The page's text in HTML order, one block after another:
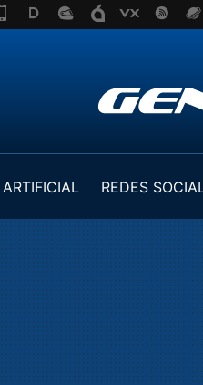
REDES